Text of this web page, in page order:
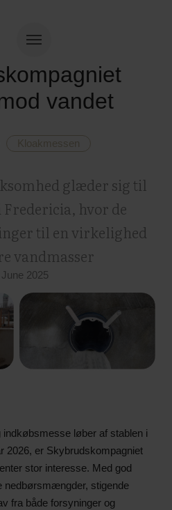
vandet
Kloakmessen
glæder sig til
Fredericia, hvor de
til en virkelighed
vandmasser
2025
løber af stablen i
2026, er Skybrudskompagniet
stor interesse. Med god
nedbørsmængder, stigende
fra både forsyninger og